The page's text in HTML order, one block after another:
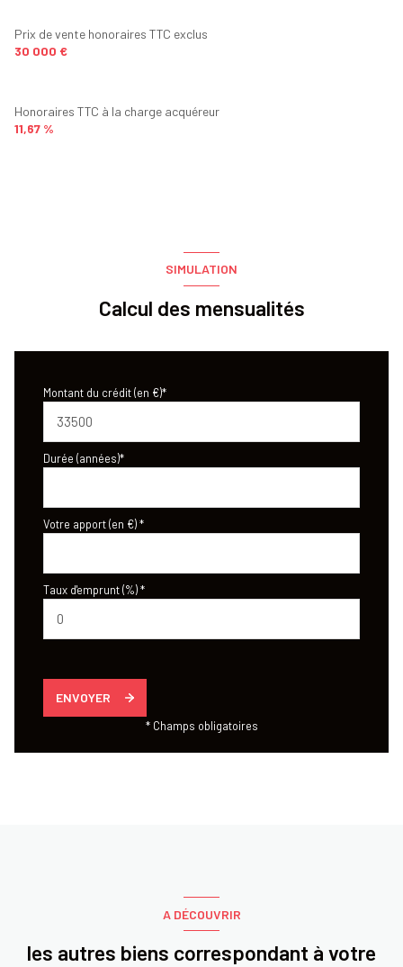
Prix de vente honoraires TTC exclus
30 000 €
Honoraires TTC à la charge acquéreur
11,67 %
SIMULATION
Calcul des mensualités
Montant du crédit (en €)*
Durée (années)*
Votre apport (en €) *
Taux d'emprunt (%) *
ENVOYER
* Champs obligatoires
A DÉCOUVRIR
les autres biens correspondant à votre